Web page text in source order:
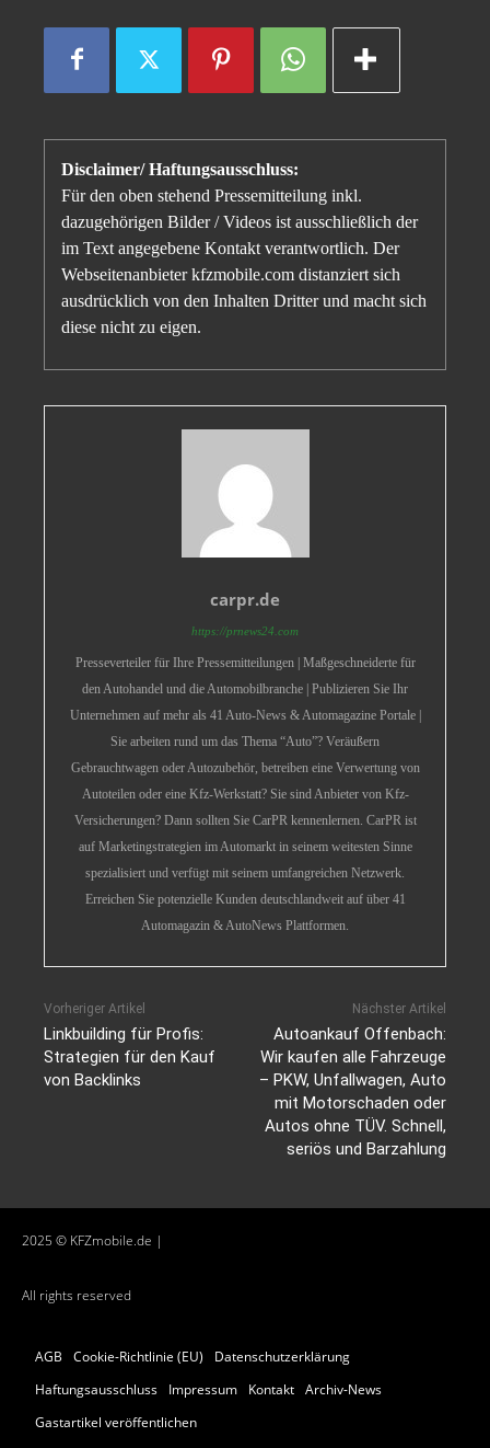
Disclaimer/ Haftungsausschluss:
Für den oben stehend Pressemitteilung inkl.
dazugehörigen Bilder / Videos ist ausschließlich der
im Text angegebene Kontakt verantwortlich. Der
Webseitenanbieter kfzmobile.com distanziert sich
ausdrücklich von den Inhalten Dritter und macht sich
diese nicht zu eigen.
carpr.de
https://prnews24.com
Presseverteiler für Ihre Pressemitteilungen | Maßgeschneiderte für
den Autohandel und die Automobilbranche | Publizieren Sie Ihr
Unternehmen auf mehr als 41 Auto-News & Automagazine Portale |
Sie arbeiten rund um das Thema “Auto”? Veräußern
Gebrauchtwagen oder Autozubehör, betreiben eine Verwertung von
Autoteilen oder eine Kfz-Werkstatt? Sie sind Anbieter von Kfz-
Versicherungen? Dann sollten Sie CarPR kennenlernen. CarPR ist
auf Marketingstrategien im Automarkt in seinem weitesten Sinne
spezialisiert und verfügt mit seinem umfangreichen Netzwerk.
Erreichen Sie potenzielle Kunden deutschlandweit auf über 41
Automagazin & AutoNews Plattformen.
Vorheriger Artikel
Linkbuilding für Profis:
Strategien für den Kauf
von Backlinks
Nächster Artikel
Autoankauf Offenbach:
Wir kaufen alle Fahrzeuge
– PKW, Unfallwagen, Auto
mit Motorschaden oder
Autos ohne TÜV. Schnell,
seriös und Barzahlung
2025 © KFZmobile.de |
All rights reserved
AGB Cookie-Richtlinie (EU)
Datenschutzerklärung
Haftungsausschluss
Impressum Kontakt Archiv-News
Gastartikel veröffentlichen